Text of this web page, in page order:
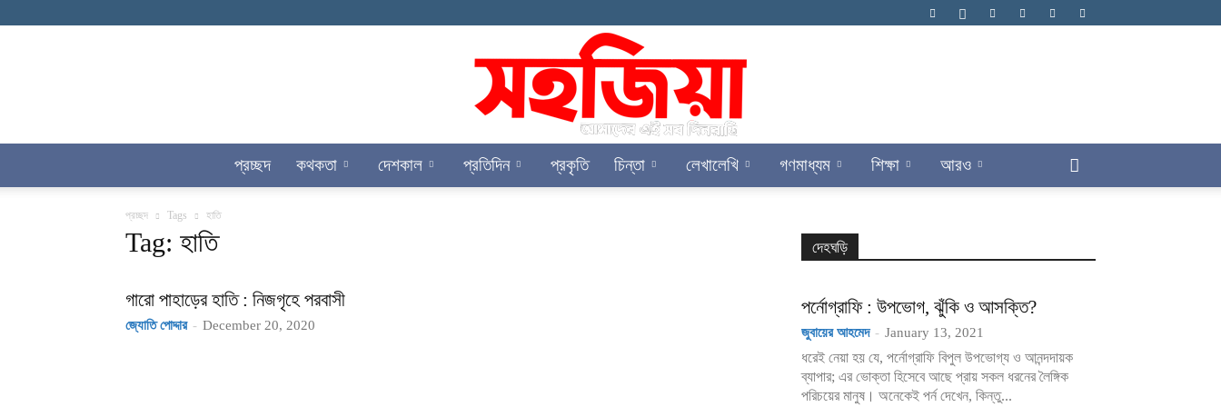
প্রচ্ছদ কথকতা দেশকাল প্রতিদিন প্রকৃতি চিন্তা লেখালেখি গণমাধ্যম শিক্ষা আরও
প্রচ্ছদ Tags হাতি
Tag: হাতি
গারো পাহাড়ের হাতি : নিজগৃহে পরবাসী
জ্যোতি পোদ্দার - December 20, 2020
দেহঘড়ি
পর্নোগ্রাফি : উপভোগ, ঝুঁকি ও আসক্তি?
জুবায়ের আহমেদ - January 13, 2021
ধরেই নেয়া হয় যে, পর্নোগ্রাফি বিপুল উপভোগ্য ও আনন্দদায়ক
ব্যাপার; এর ভোক্তা হিসেবে আছে প্রায় সকল ধরনের লৈঙ্গিক
পরিচয়ের মানুষ। অনেকেই পর্ন দেখেন, কিন্তু...